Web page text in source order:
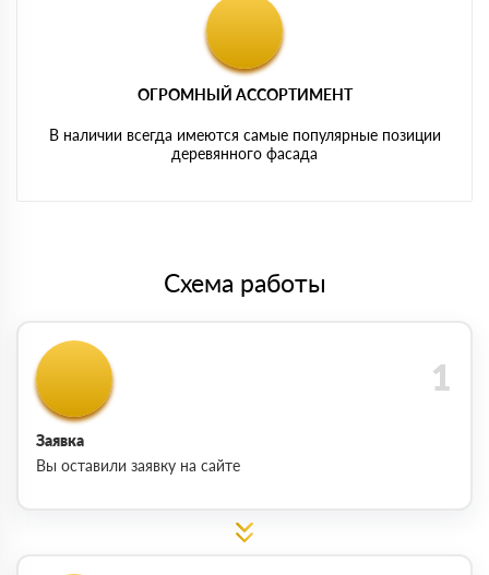
ОГРОМНЫЙ АССОРТИМЕНТ
В наличии всегда имеются самые популярные позиции
деревянного фасада
Схема работы
Заявка
Вы оставили заявку на сайте